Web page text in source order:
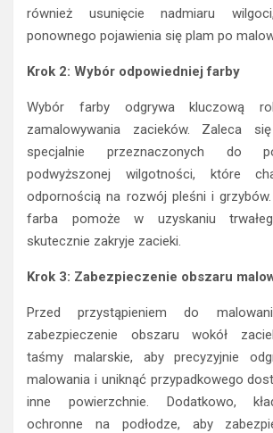
również usunięcie nadmiaru
ponownego pojawienia się plam po
Krok 2: Wybór odpowiedniej farby
Wybór farby odgrywa kluczową
zamalowywania zacieków. Zaleca
specjalnie przeznaczonych do
podwyższonej wilgotności, które
odpornością na rozwój pleśni i
farba pomoże w uzyskaniu
skutecznie zakryje zacieki.
Krok 3: Zabezpieczenie obszaru
Przed przystąpieniem do
zabezpieczenie obszaru wokół
taśmy malarskie, aby precyzyjnie
malowania i uniknąć przypadkowego
inne powierzchnie. Dodatkowo,
ochronne na podłodze, aby